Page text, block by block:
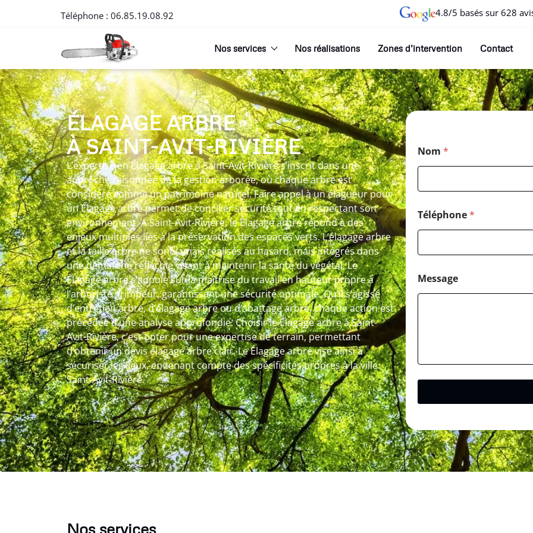
Téléphone : 06.85.19.08.92 4.8/5 basés sur 628
Nos services Nos réalisations Zones d’intervention Contact
ÉLAGAGE ARBRE
À SAINT-AVIT-RIVIÈRE
L’expertise en Élagage arbre à Saint-Avit-Rivière s’inscrit dans une
approche raisonnée de la gestion arborée, où chaque arbre est
considéré comme un patrimoine naturel. Faire appel à un élagueur pour
un Élagage arbre permet de concilier sécurité tout en respectant son
environnement. A Saint-Avit-Rivière, le Élagage arbre répond à des
enjeux multiples liés à la préservation des espaces verts. L’élagage arbre
et la taille arbre ne sont jamais réalisés au hasard, mais intégrés dans
une démarche réfléchie visant à maintenir la santé du végétal. Le
Élagage arbre s’appuie sur la maîtrise du travail en hauteur propre à
l’arboriste grimpeur, garantissant une sécurité optimale. Qu’il s’agisse
d’entretien arbre, d’élagage arbre ou d’abattage arbre, chaque action est
précédée d’une analyse approfondie. Choisir le Élagage arbre à Saint-
Avit-Rivière, c’est opter pour une expertise de terrain, permettant
d’obtenir un devis élagage arbre clair. Le Élagage arbre vise ainsi à
sécuriser les lieux, en tenant compte des spécificités propres à la ville
Saint-Avit-Rivière.
Nom *
Téléphone*
Message
Nos services